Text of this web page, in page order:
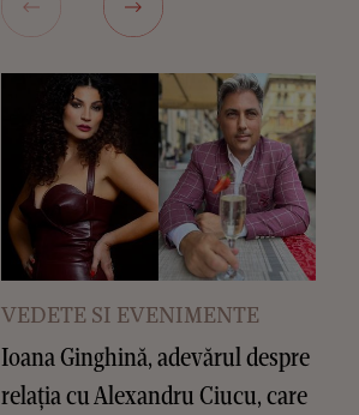
VEDETE SI EVENIMENTE
Ioana Ginghină, adevărul despre
relația cu Alexandru Ciucu, care